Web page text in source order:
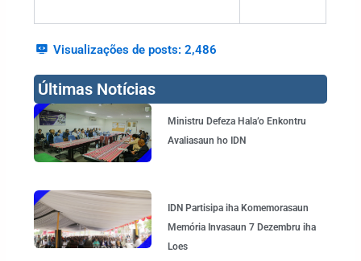
Visualizações de posts: 2,486
Últimas Notícias
Ministru Defeza Hala’o Enkontru
Avaliasaun ho IDN
IDN Partisipa iha Komemorasaun
Memória Invasaun 7 Dezembru iha
Loes
Page